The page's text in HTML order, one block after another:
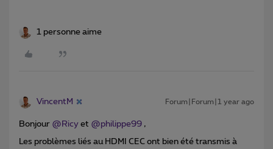
1 personne aime
VincentM Forum|Forum|1 year ago
Bonjour ​ @Ricy et ​ @philippe99 ,
Les problèmes liés au HDMI CEC ont bien été transmis à